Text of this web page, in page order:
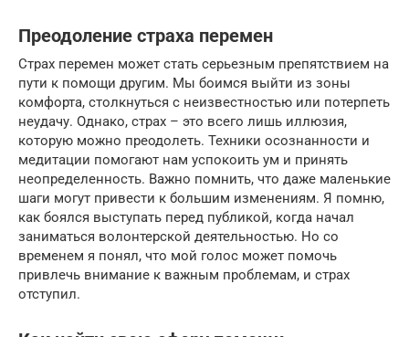
Преодоление страха перемен
Страх перемен может стать серьезным препятствием на
пути к помощи другим. Мы боимся выйти из зоны
комфорта, столкнуться с неизвестностью или потерпеть
неудачу. Однако, страх – это всего лишь иллюзия,
которую можно преодолеть. Техники осознанности и
медитации помогают нам успокоить ум и принять
неопределенность. Важно помнить, что даже маленькие
шаги могут привести к большим изменениям. Я помню,
как боялся выступать перед публикой, когда начал
заниматься волонтерской деятельностью. Но со
временем я понял, что мой голос может помочь
привлечь внимание к важным проблемам, и страх
отступил.